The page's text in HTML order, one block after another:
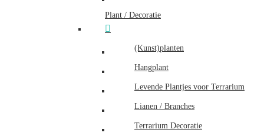
Plant / Decoratie
(Kunst)planten
Hangplant
Levende Plantjes voor Terrarium
Lianen / Branches
Terrarium Decoratie